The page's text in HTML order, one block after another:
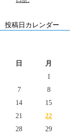
投稿日カレンダー
日 月
1
7
8
14
15
21
22
28
29